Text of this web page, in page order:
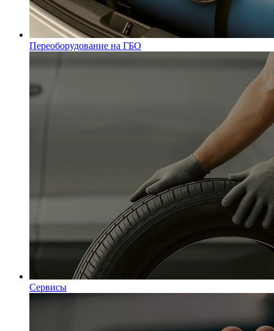
Переоборудование на ГБО
Сервисы